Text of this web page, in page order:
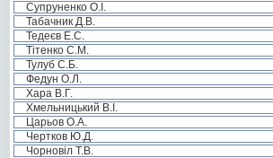
Супруненко О.І.
Табачник Д.В.
Тедеєв Е.С.
Тітенко С.М.
Тулуб С.Б.
Федун О.Л.
Хара В.Г.
Хмельницький В.І.
Царьов О.А.
Чертков Ю.Д.
Чорновіл Т.В.